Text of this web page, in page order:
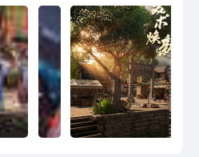
一日筑基成功，三日突破元婴！
时，便可下山闯荡。或做个自
遇福地机缘，逍遥天下；或自
与好友开宗立派，称霸一方。除
外，《一念逍遥》还有三
一、水墨国风，尽显仙风道骨
遥》基于中国传统的写意水墨流
神榜以及山海经等中国古代神
的赛季制模式与殊途同归的玩
心，持续打磨丰富趣味玩法/
塑PVP/PVE/PVX全品类玩法
生态；凭借行业领先的美术技
感打造十四门派八荒武学，让少
竞技体系中享受酣畅淋漓的战
在良性的经济循环与轻简江湖中
时回家！每一刻，都是加入江